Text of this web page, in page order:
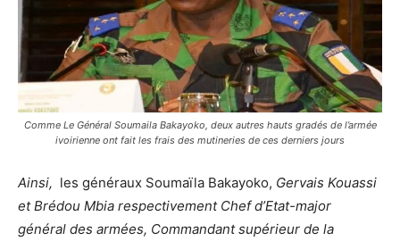
Comme Le Général Soumaila Bakayoko, deux autres hauts gradés de l’armée
ivoirienne ont fait les frais des mutineries de ces derniers jours
Ainsi, les généraux Soumaïla Bakayoko, Gervais Kouassi
et Brédou Mbia respectivement Chef d’Etat-major
général des armées, Commandant supérieur de la